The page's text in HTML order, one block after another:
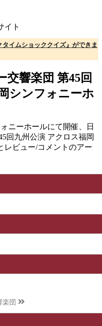
イト
イムショッククイズ』ができま
交響楽団 第45回
シンフォニーホ
ニーホールにて開催、日
回九州公演 アクロス福岡
レビュー/コメントのアー
楽団